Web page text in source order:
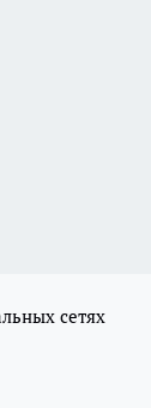
сетях